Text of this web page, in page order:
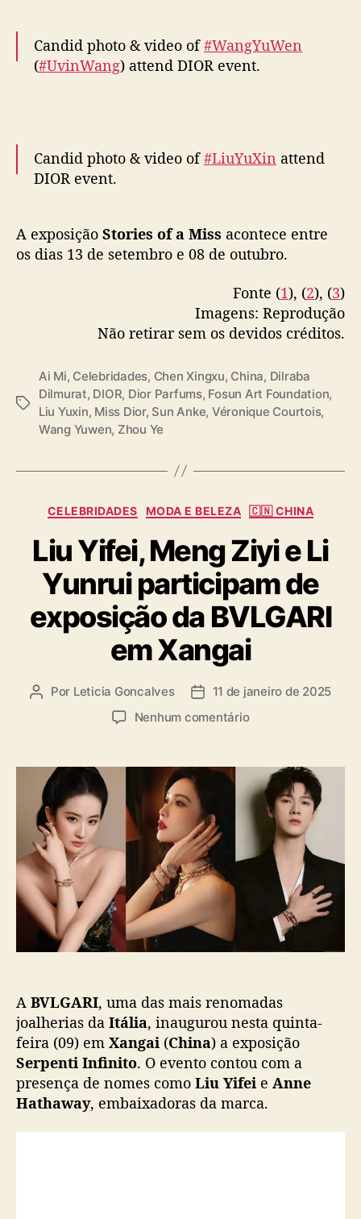
— fkshi (@FKShi)September 12, 2025
Candid photo & video of#WangYuWen
(#UvinWang) attend DIOR event.
— fkshi (@FKShi)September 12, 2025
Candid photo & video of#LiuYuXin attend
DIOR event.
pic.twitter.com/xqWjm3goSf
A exposição Stories of a Miss acontece entre
os dias 13 de setembro e 08 de outubro.
Fonte (1), (2), (3)
Imagens: Reprodução
Não retirar sem os devidos créditos.
T
Ai Mi, Celebridades, Chen Xingxu, China, Dilraba
Dilmurat, DIOR, Dior Parfums, Fosun Art Foundation,
Liu Yuxin, Miss Dior, Sun Anke, Véronique Courtois,
Wang Yuwen, Zhou Ye
C
t
e
g
o
r
i
a
CELEBRIDADES MODA E BELEZA 🇨🇳 CHINA
Liu Yifei, Meng Ziyi e Li
Yunrui participam de
exposição da BVLGARI
em Xangai
A
r
o
p
o
s
t
Por Leticia Goncalves
D
d
p
u
b
l
i
a
ç
11 de janeiro de 2025
Nenhum comentárioe
i
u
e
i
y
e
L
i
Y
A BVLGARI, uma das mais renomadas
joalherias da Itália, inaugurou nesta quinta-
feira (09) em Xangai (China) a exposição
Serpenti Infinito. O evento contou com a
presença de nomes como Liu Yifei e Anne
Hathaway, embaixadoras da marca.